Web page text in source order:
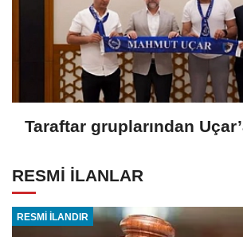
Taraftar gruplarından
RESMİ İLANLAR
RESMİ İLANDIR